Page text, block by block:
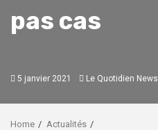
pas cas
5 janvier 2021 Le Quotidien News
Home
Actualités